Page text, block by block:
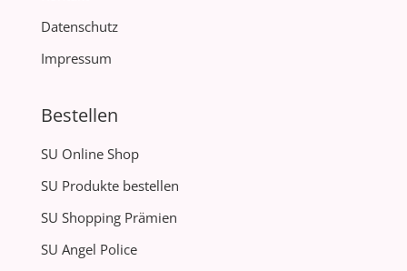
Datenschutz
Impressum
Bestellen
SU Online Shop
SU Produkte bestellen
SU Shopping Prämien
SU Angel Police